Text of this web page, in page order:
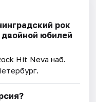
рок
юбилей
Hit Neva наб.